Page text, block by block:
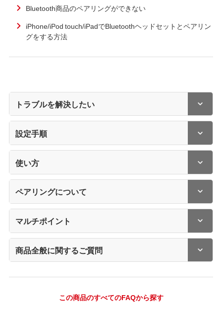
Bluetooth商品のペアリングができない
iPhone/iPod touch/iPadでBluetoothヘッドセットとペアリン
グをする方法
トラブルを解決したい
設定手順
使い方
ペアリングについて
マルチポイント
商品全般に関するご質問
この商品のすべてのFAQから探す